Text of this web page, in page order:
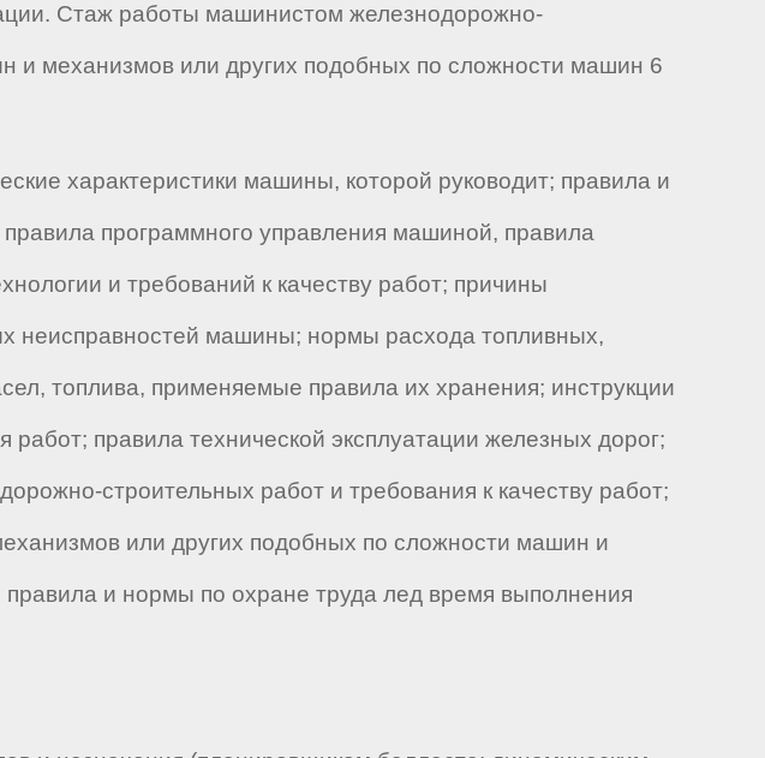
Стаж работы машинистом железнодорожно-
и механизмов или других подобных по сложности машин 6
характеристики машины, которой руководит; правила и
программного управления машиной, правила
и требований к качеству работ; причины
неисправностей машины; нормы расхода топливных,
топлива, применяемые правила их хранения; инструкции
правила технической эксплуатации железных дорог;
строительных работ и требования к качеству работ;
или других подобных по сложности машин и
правила и нормы по охране труда лед время выполнения